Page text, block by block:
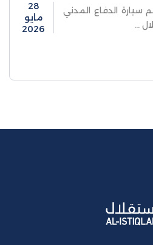
سيارة الدفاع المدني
...
28
مايو
2026